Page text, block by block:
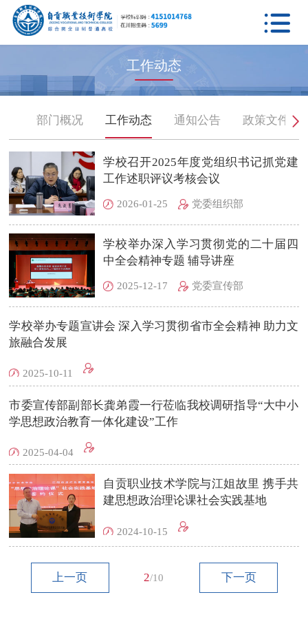

工作动态
部门概况 工作动态 通知公告 政策文件
学校召开2025年度党组织书记抓党建
工作述职评议考核会议
2026-01-25 党委组织部
学校举办深入学习贯彻党的二十届四
中全会精神专题 辅导讲座
2025-12-17 党委宣传部
学校举办专题宣讲会 深入学习贯彻省市全会精神 助力文
旅融合发展
2025-10-11
市委宣传部副部长龚弟霞一行莅临我校调研指导“大中小
学思想政治教育一体化建设”工作
2025-04-04
自贡职业技术学院与江姐故里 携手共
建思想政治理论课社会实践基地
2024-10-15
上一页 2/10 下一页